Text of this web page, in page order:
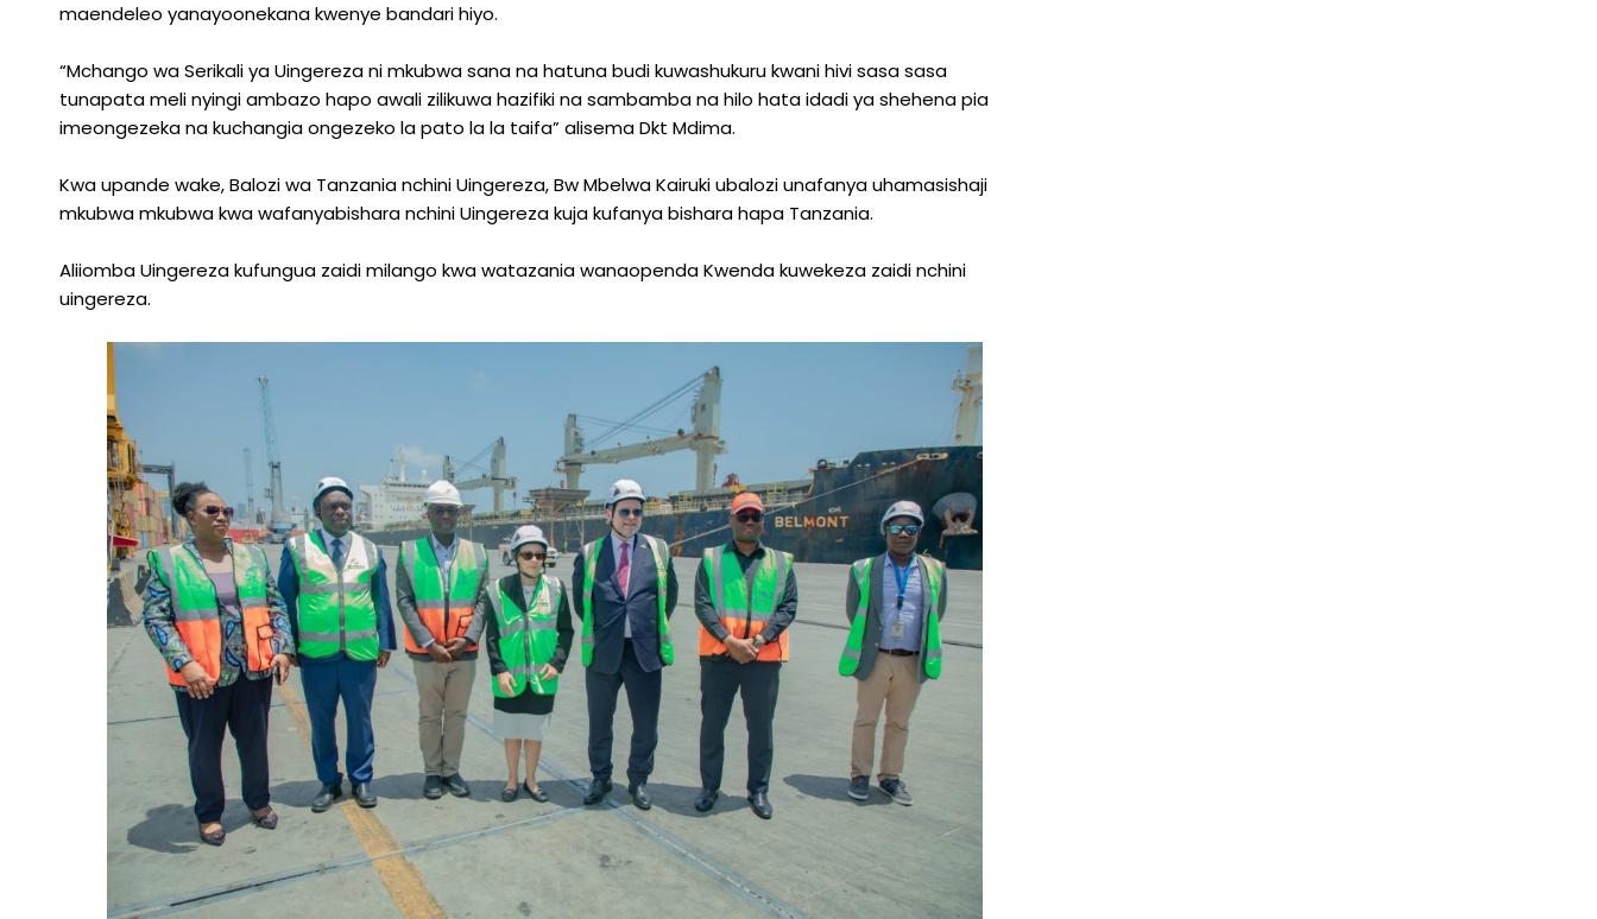
maendeleo yanayoonekana kwenye bandari hiyo.
“Mchango wa Serikali ya Uingereza ni mkubwa sana na hatuna budi kuwashukuru kwani hivi sasa sasa
tunapata meli nyingi ambazo hapo awali zilikuwa hazifiki na sambamba na hilo hata idadi ya shehena pia
imeongezeka na kuchangia ongezeko la pato la la taifa” alisema Dkt Mdima.
Kwa upande wake, Balozi wa Tanzania nchini Uingereza, Bw Mbelwa Kairuki ubalozi unafanya uhamasishaji
mkubwa mkubwa kwa wafanyabishara nchini Uingereza kuja kufanya bishara hapa Tanzania.
Aliiomba Uingereza kufungua zaidi milango kwa watazania wanaopenda Kwenda kuwekeza zaidi nchini
uingereza.